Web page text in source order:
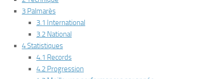
3 Palmarès
3.1 International
3.2 National
4 Statistiques
4.1 Records
4.2 Progression